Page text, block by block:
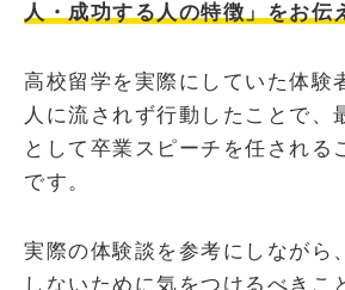
人・成功する人の特徴」をお伝
高校留学を実際にしていた体験
人に流されず行動したことで、
として卒業スピーチを任される
です。
実際の体験談を参考にしながら
しないために気をつけるべきこ